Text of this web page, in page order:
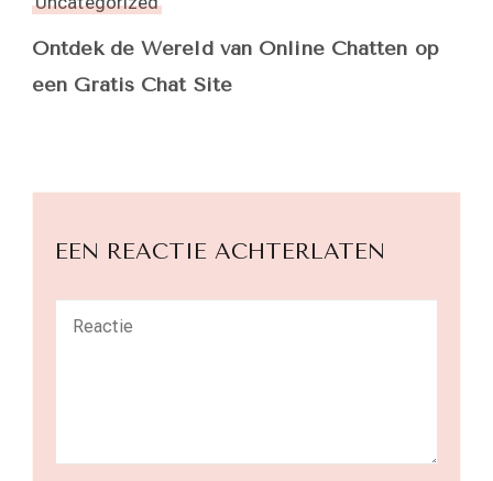
Ontdek de Wereld van Online Chatten op
een Gratis Chat Site
EEN REACTIE ACHTERLATEN